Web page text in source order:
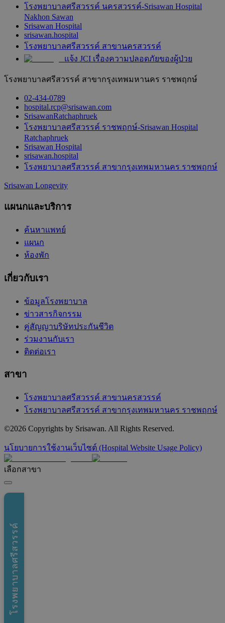
โรงพยาบาลศรีสวรรค์ นครสวรรค์-Srisawan Hospital
Nakhon Sawan
Srisawan Hospital
srisawan.hospital
โรงพยาบาลศรีสวรรค์ สาขานครสวรรค์
แจ้ง JCI เรื่องความปลอดภัยของผู้ป่วย
โรงพยาบาลศรีสวรรค์ สาขากรุงเทพมหานคร ราชพฤกษ์
02-434-0789
hospital.rcp@srisawan.com
SrisawanRatchaphruek
โรงพยาบาลศรีสวรรค์ ราชพฤกษ์-Srisawan Hospital
Ratchaphruek
Srisawan Hospital
srisawan.hospital
โรงพยาบาลศรีสวรรค์ สาขากรุงเทพมหานคร ราชพฤกษ์
Srisawan Longevity
แผนกและบริการ
ค้นหาแพทย์
แผนก
ห้องพัก
เกี่ยวกับเรา
ข้อมูลโรงพยาบาล
ข่าวสารกิจกรรม
คู่สัญญาบริษัทประกันชีวิต
ร่วมงานกับเรา
ติดต่อเรา
สาขา
โรงพยาบาลศรีสวรรค์ สาขานครสวรรค์
โรงพยาบาลศรีสวรรค์ สาขากรุงเทพมหานคร ราชพฤกษ์
©2026 Copyrights by Srisawan. All Rights Reserved.
นโยบายการใช้งานเว็บไซต์ (Hospital Website Usage Policy)
เลือกสาขา
โรงพยาบาลศรีสวรรค์